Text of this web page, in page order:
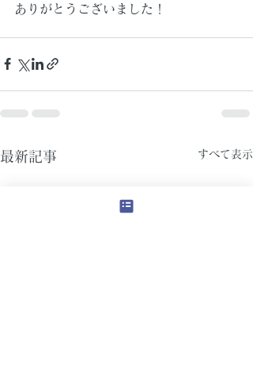
ありがとうございました！
最新記事 すべて表示